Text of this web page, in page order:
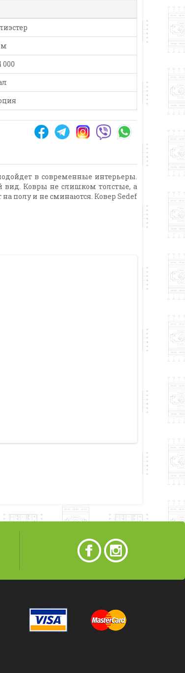
000
в современные интерьеры.
вид. Ковры не слишком толстые, а
полу и не сминаются. Ковер Sedef